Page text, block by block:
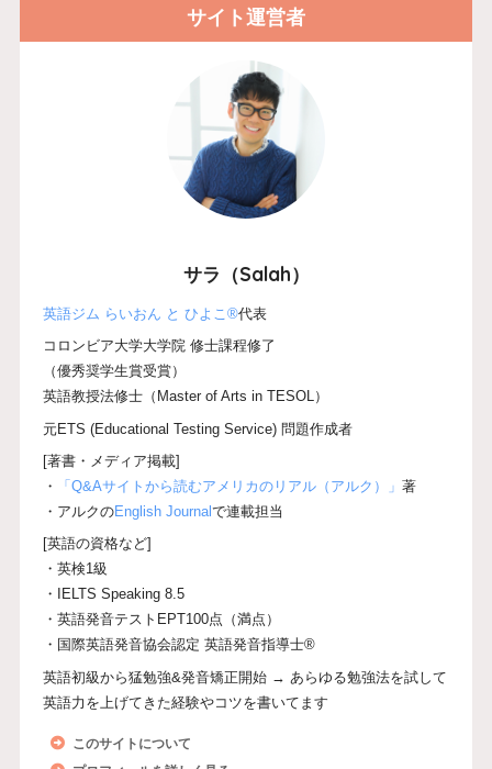
サイト運営者
サラ（Salah）
英語ジム らいおん と ひよこ®代表
コロンビア大学大学院 修士課程修了
（優秀奨学生賞受賞）
英語教授法修士（Master of Arts in TESOL）
元ETS (Educational Testing Service) 問題作成者
[著書・メディア掲載]
・
「Q&Aサイトから読むアメリカのリアル（アルク）」著
・アルクのEnglish Journalで連載担当
[英語の資格など]
・英検1級
・IELTS Speaking 8.5
・英語発音テストEPT100点（満点）
・国際英語発音協会認定 英語発音指導士®
英語初級から猛勉強&発音矯正開始 → あらゆる勉強法を試して
英語力を上げてきた経験やコツを書いてます
このサイトについて